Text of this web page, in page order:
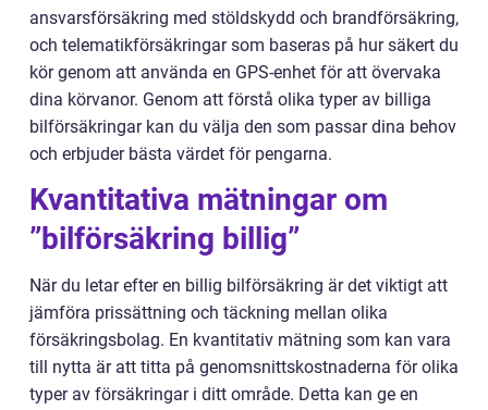
ansvarsförsäkring med stöldskydd och brandförsäkring,
och telematikförsäkringar som baseras på hur säkert du
kör genom att använda en GPS-enhet för att övervaka
dina körvanor. Genom att förstå olika typer av billiga
bilförsäkringar kan du välja den som passar dina behov
och erbjuder bästa värdet för pengarna.
Kvantitativa mätningar om
”bilförsäkring billig”
När du letar efter en billig bilförsäkring är det viktigt att
jämföra prissättning och täckning mellan olika
försäkringsbolag. En kvantitativ mätning som kan vara
till nytta är att titta på genomsnittskostnaderna för olika
typer av försäkringar i ditt område. Detta kan ge en